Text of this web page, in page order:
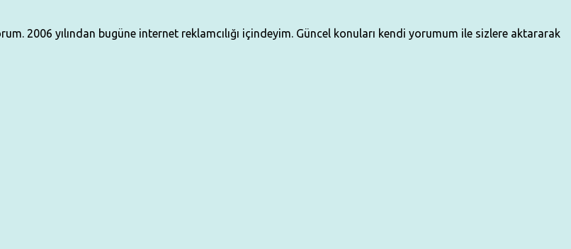
2006 yılından bugüne internet reklamcılığı içindeyim. Güncel konuları kendi yorumum ile sizlere aktararak